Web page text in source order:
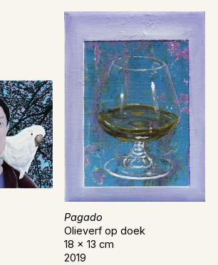
Pagado
Olieverf op doek
18 x 13 cm
2019